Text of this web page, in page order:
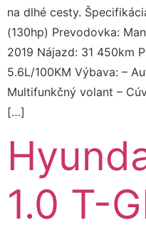
na dlhé cesty.
(130hp) Prevodovka:
2019 Nájazd: 31 450km
5.6L/100KM Výbava: –
Multifunkčný volant –
[…]
1.0 T-